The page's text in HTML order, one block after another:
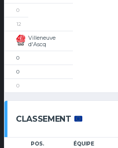
0
12
Villeneuve
d'Ascq
0
0
0
CLASSEMENT
POS. ÉQUIPE